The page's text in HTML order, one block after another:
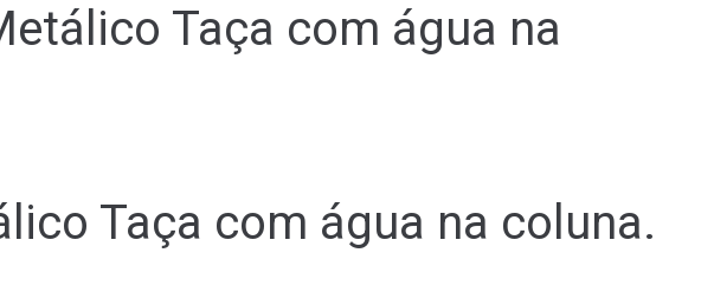
Taça com água na
Taça com água na coluna.